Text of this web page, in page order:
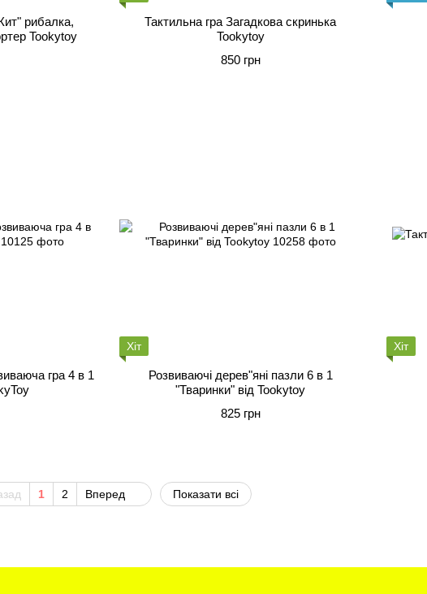
рибалка,
Tookytoy
Тактильна гра Загадкова скринька
Tookytoy
850 грн
гра 4 в 1
Хіт
Розвиваючі дерев"яні пазли 6 в 1
"Тваринки" від Tookytoy
825 грн
Хіт
1 2 Вперед Показати всі